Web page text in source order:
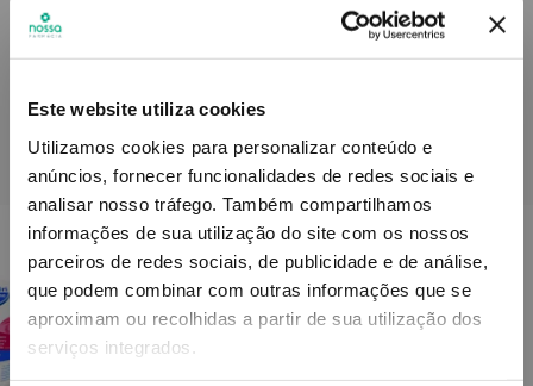
Este website utiliza cookies
Utilizamos cookies para personalizar conteúdo e
anúncios, fornecer funcionalidades de redes sociais e
analisar nosso tráfego. Também compartilhamos
informações de sua utilização do site com os nossos
parceiros de redes sociais, de publicidade e de análise,
que podem combinar com outras informações que se
aproximam ou recolhidas a partir de sua utilização dos
serviços integrados.
Informações técnicas
PODERÁ TAMBÉM GOSTAR